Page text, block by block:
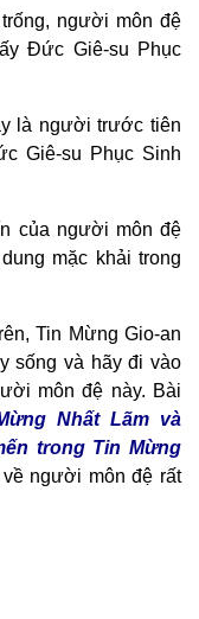
người môn đệ
Đức Giê-su Phục
là người trước tiên
Giê-su Phục Sinh
của người môn đệ
mặc khải trong
Tin Mừng Gio-an
sống và hãy đi vào
môn đệ này. Bài
Nhất Lãm và
trong Tin Mừng
người môn đệ rất